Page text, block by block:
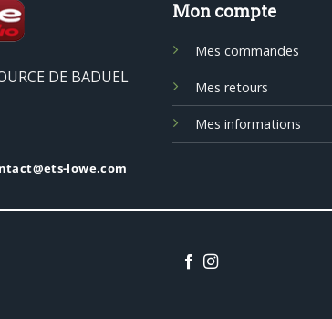
DE BADUEL
lowe.com
Mon compte
Mes commandes
Mes retours
Mes informations